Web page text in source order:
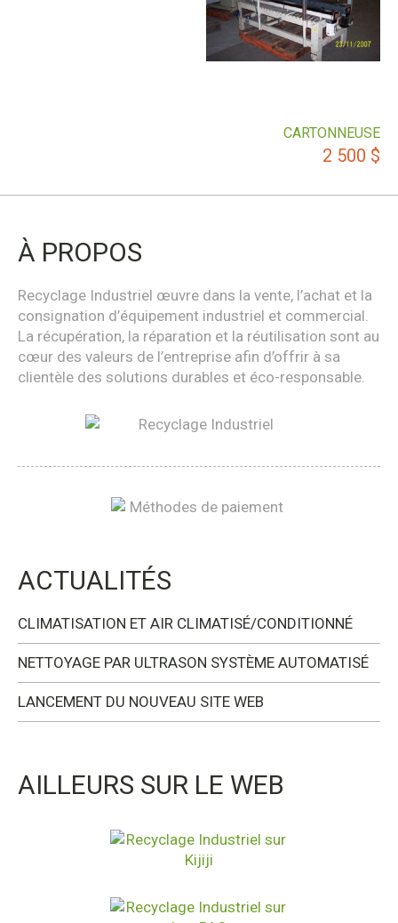
CARTONNEUSE
2 500 $
À PROPOS
Recyclage Industriel œuvre dans la vente, l’achat et la
consignation d’équipement industriel et commercial.
La récupération, la réparation et la réutilisation sont au
cœur des valeurs de l’entreprise afin d’offrir à sa
clientèle des solutions durables et éco-responsable.
ACTUALITÉS
CLIMATISATION ET AIR CLIMATISÉ/CONDITIONNÉ
NETTOYAGE PAR ULTRASON SYSTÈME AUTOMATISÉ
LANCEMENT DU NOUVEAU SITE WEB
AILLEURS SUR LE WEB